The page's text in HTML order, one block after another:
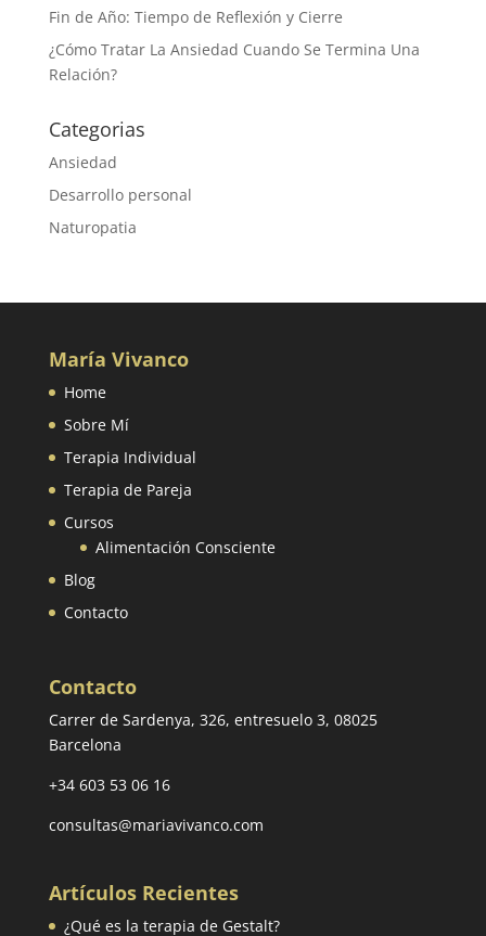
Fin de Año: Tiempo de Reflexión y Cierre
¿Cómo Tratar La Ansiedad Cuando Se Termina Una
Relación?
Categorias
Ansiedad
Desarrollo personal
Naturopatia
María Vivanco
Home
Sobre Mí
Terapia Individual
Terapia de Pareja
Cursos
Alimentación Consciente
Blog
Contacto
Contacto
Carrer de Sardenya, 326, entresuelo 3, 08025
Barcelona
+34 603 53 06 16
consultas@mariavivanco.com
Artículos Recientes
¿Qué es la terapia de Gestalt?